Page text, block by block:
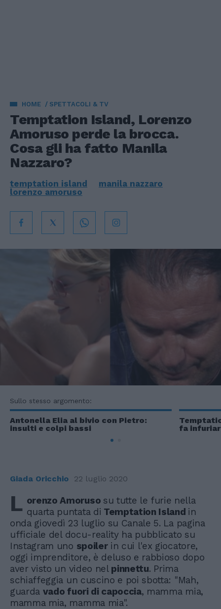
HOME SPETTACOLI & TV
Temptation Island, Lorenzo
Amoruso perde la brocca.
Cosa gli ha fatto Manila
Nazzaro?
temptation island
manila nazzaro
lorenzo amoruso
Sullo stesso argomento:
Antonella Elia al bivio con Pietro:
insulti e colpi bassi
fa
Giada Oricchio 22 luglio 2020
L orenzo Amoruso su tutte le furie nella
quarta puntata di Temptation Island in
onda giovedì 23 luglio su Canale 5. La pagina
ufficiale del docu-reality ha pubblicato su
Instagram uno spoilerin cui l'ex giocatore,
oggi imprenditore, è deluso e rabbioso dopo
aver visto un video nel pinnettu. Prima
schiaffeggia un cuscino e poi sbotta: "Mah,
guarda vado fuori di capoccia, mamma mia,
mamma mia, mamma mia".